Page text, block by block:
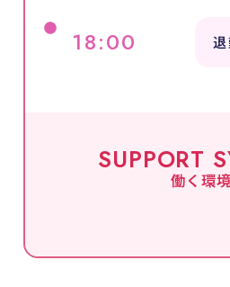
18:00
SUPPORT
働く環境